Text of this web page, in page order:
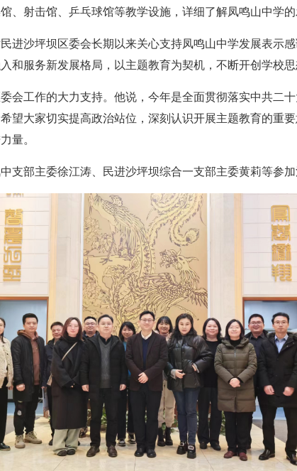
、射击馆、乒乓球馆等教学设施，详细了解凤鸣山中学
进沙坪坝区委会长期以来关心支持凤鸣山中学发展表示
和服务新发展格局，以主题教育为契机，不断开创学校
会工作的大力支持。他说，今年是全面贯彻落实中共二
望大家切实提高政治站位，深刻认识开展主题教育的重
量。
支部主委徐江涛、民进沙坪坝综合一支部主委黄莉等参